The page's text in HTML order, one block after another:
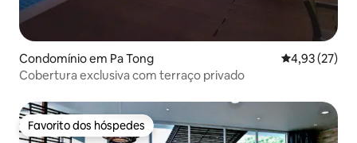
Condomínio em Pa Tong Classificação
4,93 (27)
Cobertura exclusiva com terraço privado
Favorito dos hóspedes
Favorito dos hóspedes